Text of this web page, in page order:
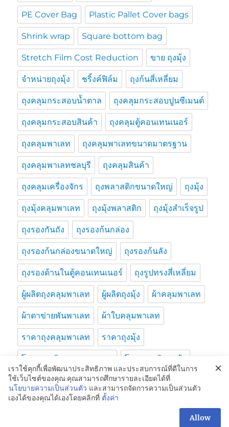
PE Cover Bag Plastic Pallet Cover bags
Shrink wrap Square bottom bag
Stretch Film Cost Reduction ขาย ถุงมุ้ง
จำหน่ายถุงมุ้ง ชริ้งค์ฟิล์ม ถุงก้นสี่เหลี่ยม
ถุงคลุมกระสอบน้ำตาล ถุงคลุมกระสอบปูนซีเมนต์
ถุงคลุมกระสอบสินค้า ถุงคลุมตู้คอนเทนเนอร์
ถุงคลุมพาเลท ถุงคลุมพาเลทขนาดมาตรฐาน
ถุงคลุมพาเลทชลบุรี ถุงคลุมสินค้า
ถุงคลุมเครื่องจักร ถุงพลาสติกขนาดใหญ่ ถุงมุ้ง
ถุงมุ้งคลุมพาเลท ถุงมุ้งพลาสติก ถุงมุ้งสำเร็จรูป
ถุงรองกันถัง ถุงรองก้นกล่อง
ถุงรองก้นกล่องขนาดใหญ่ ถุงรองก้นลัง
ถุงรองด้านในตู้คอนเทนเนอร์ ถุงรูปทรงสี่เหลี่ยม
ผู้ผลิตถุงคลุมพาเลท ผู้ผลิตถุงมุ้ง ผ้าคลุมพาเลท
ผ้าตาข่ายพันพาเลท ผ้าใบคลุมพาเลท
ราคาถุงคลุมพาเลท ราคาถุงมุ้ง
โรงงานผลิตถุงคลุมพาเลท โรงงานผลิตถุงมุ้ง
ENDUPAK:ถุงคลุมพาเลท-ถุงมุ้ง-Pallet Cover Bags:098-995-
เราใช้คุกกี้เพื่อพัฒนาประสิทธิภาพ และประสบการณ์ที่ดีในการ
ใช้เว็บไซต์ของคุณ คุณสามารถศึกษารายละเอียดได้ที่
นโยบายความเป็นส่วนตัว และสามารถจัดการความเป็นส่วนตัว
เองได้ของคุณได้เองโดยคลิกที่ ตั้งค่า
Allow